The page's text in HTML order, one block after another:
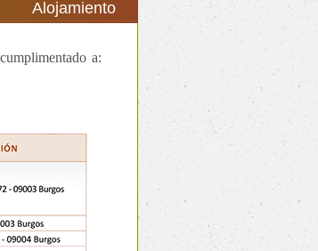
Alojamiento
a: